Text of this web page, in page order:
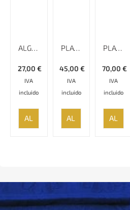
ALGODÓN ESTAMPADO, 150 CM X 100 CM, GHALAMKAR; MANTEL, TAPIZ,
€
27,00
IVA
incluido
AL
CARRITO
PLATO ESMALTADO LISO MINAKARI – 20 CM
€
45,00
IVA
incluido
AL
CARRITO
PLATO ESMALTADO LISO MINAKARI
€
70,00
IVA
incluido
AL
CARRITO